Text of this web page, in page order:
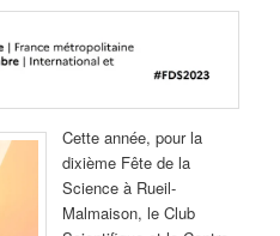
Cette année, pour la
dixième Fête de la
Science à Rueil-
Malmaison, le Club